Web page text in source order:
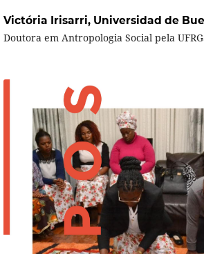
Victória Irisarri, Universidad de
Doutora em Antropologia Social pela